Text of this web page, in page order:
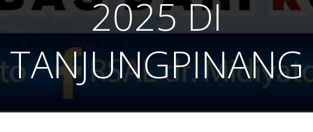
2025 DI
TANJUNGPINANG